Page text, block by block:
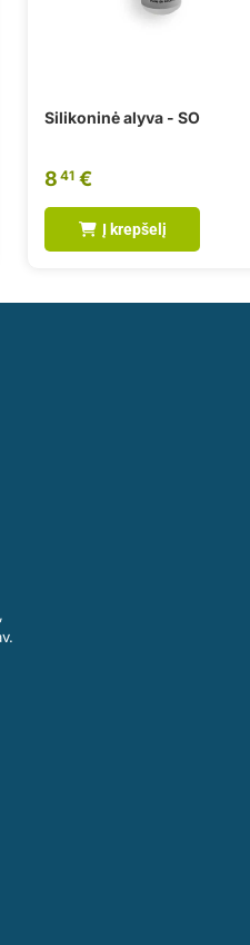
Silikoninė alyva - SO
8 41 €
Į krepšelį